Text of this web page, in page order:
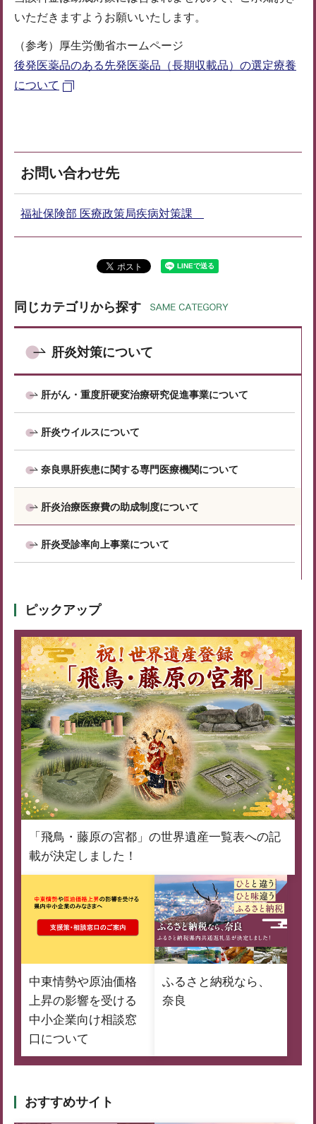
いただきますようお願いいたします。
（参考）厚生労働省ホームページ
後発医薬品のある先発医薬品（長期収載品）の選定療養
について
お問い合わせ先
福祉保険部 医療政策局疾病対策課
同じカテゴリから探す
肝炎対策について
肝がん・重度肝硬変治療研究促進事業について
肝炎ウイルスについて
奈良県肝疾患に関する専門医療機関について
肝炎治療医療費の助成制度について
肝炎受診率向上事業について
ピックアップ
「飛鳥・藤原の宮都」の世界遺産一覧表への記
載が決定しました！
中東情勢や原油価格
上昇の影響を受ける
中小企業向け相談窓
口について
ふるさと納税なら、
奈良
おすすめサイト